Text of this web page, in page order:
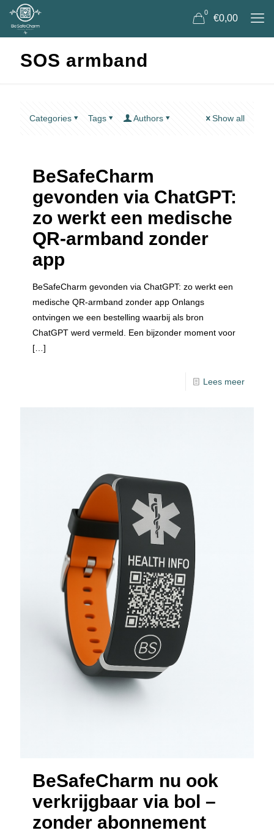
0
€0,00
SOS armband
Categories Tags Authors Show all
BeSafeCharm
gevonden via ChatGPT:
zo werkt een medische
QR-armband zonder
app
BeSafeCharm gevonden via ChatGPT: zo werkt een
medische QR-armband zonder app Onlangs
ontvingen we een bestelling waarbij als bron
ChatGPT werd vermeld. Een bijzonder moment voor
[…]
Lees meer
BeSafeCharm nu ook
verkrijgbaar via bol –
zonder abonnement